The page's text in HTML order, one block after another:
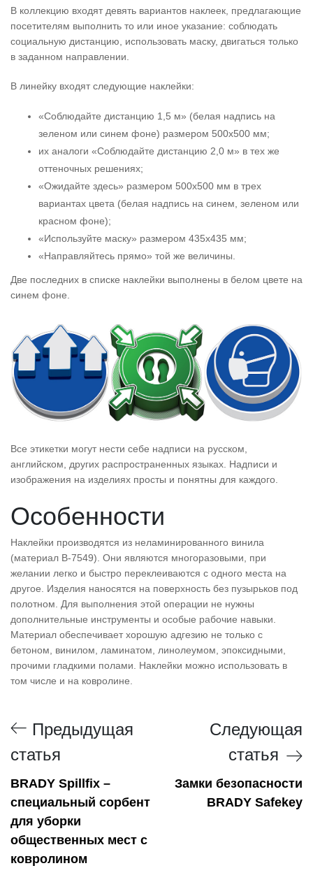
В коллекцию входят девять вариантов наклеек, предлагающие
посетителям выполнить то или иное указание: соблюдать
социальную дистанцию, использовать маску, двигаться только
в заданном направлении.
В линейку входят следующие наклейки:
«Соблюдайте дистанцию 1,5 м» (белая надпись на
зеленом или синем фоне) размером 500х500 мм;
их аналоги «Соблюдайте дистанцию 2,0 м» в тех же
оттеночных решениях;
«Ожидайте здесь» размером 500х500 мм в трех
вариантах цвета (белая надпись на синем, зеленом или
красном фоне);
«Используйте маску» размером 435х435 мм;
«Направляйтесь прямо» той же величины.
Две последних в списке наклейки выполнены в белом цвете на
синем фоне.
Все этикетки могут нести себе надписи на русском,
английском, других распространенных языках. Надписи и
изображения на изделиях просты и понятны для каждого.
Особенности
Наклейки производятся из неламинированного винила
(материал B-7549). Они являются многоразовыми, при
желании легко и быстро переклеиваются с одного места на
другое. Изделия наносятся на поверхность без пузырьков под
полотном. Для выполнения этой операции не нужны
дополнительные инструменты и особые рабочие навыки.
Материал обеспечивает хорошую адгезию не только с
бетоном, винилом, ламинатом, линолеумом, эпоксидными,
прочими гладкими полами. Наклейки можно использовать в
том числе и на ковролине.
Предыдущая
статья
BRADY Spillfix –
специальный сорбент
для уборки
общественных мест с
ковролином
Следующая
статья
Замки безопасности
BRADY Safekey